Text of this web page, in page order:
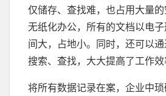
仅储存、查找难，也占用大量
无纸化办公，所有的文档以电
间大，占地小。同时，还可以
搜索、查找，大大提高了工作效
将所有数据记录在案，企业中